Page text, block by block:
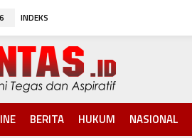
INDEKS
BERITA HUKUM NASIONAL